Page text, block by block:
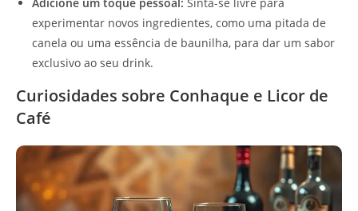
Adicione um toque pessoal: Sinta-se livre para
experimentar novos ingredientes, como uma pitada de
canela ou uma essência de baunilha, para dar um sabor
exclusivo ao seu drink.
Curiosidades sobre Conhaque e Licor de
Café